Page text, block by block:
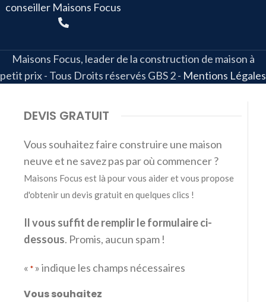
conseiller Maisons Focus
Maisons Focus, leader de la construction de maison à
petit prix - Tous Droits réservés GBS 2- Mentions Légales
DEVIS GRATUIT
Vous souhaitez faire construire une maison
neuve et ne savez pas par où commencer ?
Maisons Focus est là pour vous aider et vous propose
d'obtenir un devis gratuit en quelques clics !
Il vous suffit de remplir le formulaire ci-
dessous. Promis, aucun spam !
« * » indique les champs nécessaires
Vous souhaitez